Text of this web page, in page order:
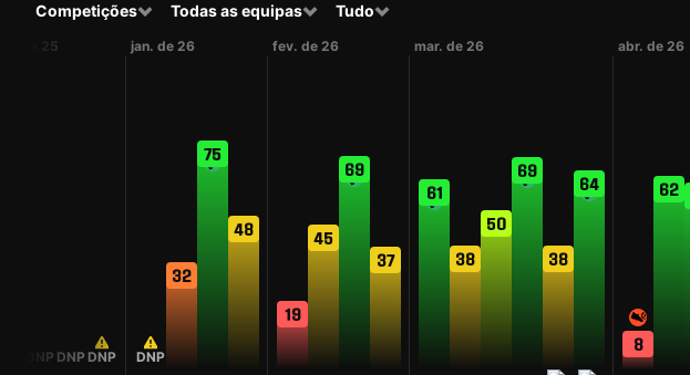
MKD32 anosGuarda-redesValenciaNorth Macedonia
Competições Todas as equipas Tudo
de 25
DNP DNP DNP
jan. de 26
DNP
32
75
48
fev. de 26
19
45
69
37
mar. de 26
61
38
50
69
38
64
abr. de 26
8
62